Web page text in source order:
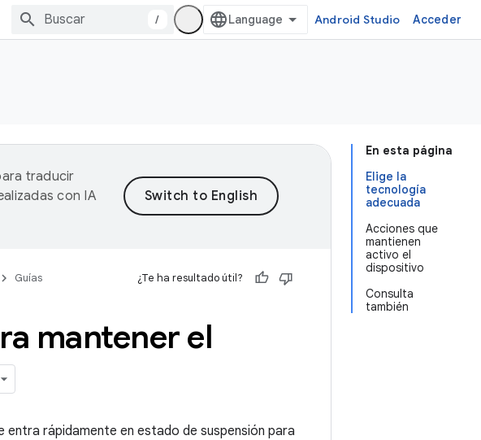
/ Android Studio Acceder
En esta página
Elige la
tecnología
adecuada
Acciones que
mantienen
activo el
dispositivo
Consulta
también
traducir
con IA
Guías ¿Te ha resultado útil?
mantener el
rápidamente en estado de suspensión para